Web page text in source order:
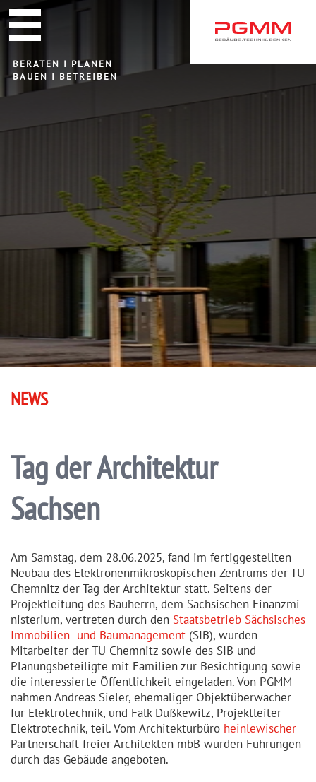
überspringen
BERATEN I PLANEN
BAUEN I BETREIBEN
NEWS
Tag der Architektur
Sachsen
Am Samstag, dem 28.06.2025, fand im fertig­ge­stellten
Neubau des Elektro­nen­mi­kro­sko­pischen Zentrums der TU
Chemnitz der Tag der Architektur statt. Seitens der
Projekt­leitung des Bauherrn, dem Sächsischen Finanz­mi­
nis­terium, vertreten durch den Staats­betrieb Sächsisches
Immobilien- und Baumanagement (SIB), wurden
Mitarbeiter der TU Chemnitz sowie des SIB und
Planungs­be­teiligte mit Familien zur Besich­tigung sowie
die interes­sierte Öffent­lichkeit eingeladen. Von PGMM
nahmen Andreas Sieler, ehemaliger Objekt­über­wacher
für Elektro­technik, und Falk Dußkewitz, Projekt­leiter
Elektro­technik, teil. Vom Architek­turbüro heinle­wischer
Partner­schaft freier Architekten mbB wurden Führungen
durch das Gebäude angeboten.